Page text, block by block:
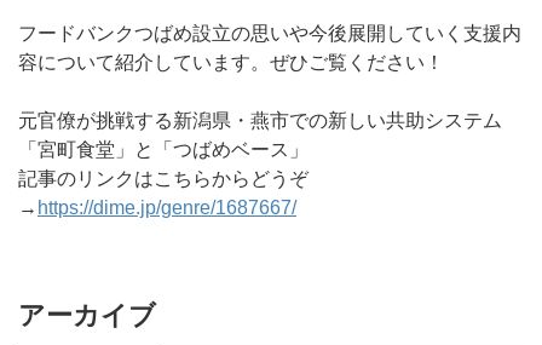
フードバンクつばめ設立の思いや今後展開していく支援内
容について紹介しています。ぜひご覧ください！
元官僚が挑戦する新潟県・燕市での新しい共助システム
「宮町食堂」と「つばめベース」
記事のリンクはこちらからどうぞ
→ https://dime.jp/genre/1687667/
アーカイブ